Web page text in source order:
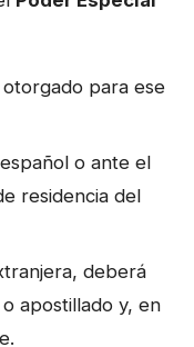
para ese
o ante el
residencia del
deberá
apostillado y, en